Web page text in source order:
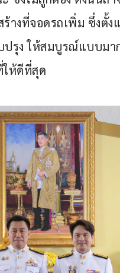
างที่จอดรถเพิ่ม ซึ่งตั้
รุง ให้สมบูรณ์แบบมา
ห้ดีที่สุด